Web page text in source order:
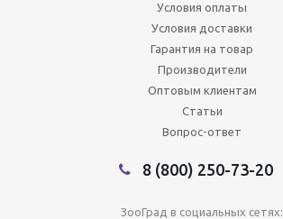
Условия оплаты
Условия доставки
Гарантия на товар
Производители
Оптовым клиентам
Статьи
Вопрос-ответ
8 (800) 250-73-20
ЗооГрад в социальных сетях: